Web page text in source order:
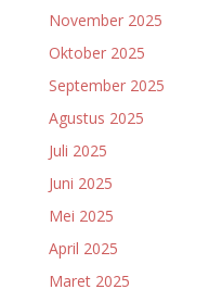
November 2025
Oktober 2025
September 2025
Agustus 2025
Juli 2025
Juni 2025
Mei 2025
April 2025
Maret 2025